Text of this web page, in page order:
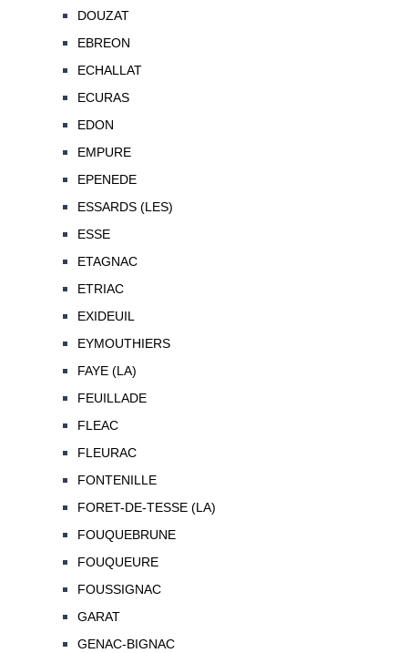
DOUZAT
EBREON
ECHALLAT
ECURAS
EDON
EMPURE
EPENEDE
ESSARDS (LES)
ESSE
ETAGNAC
ETRIAC
EXIDEUIL
EYMOUTHIERS
FAYE (LA)
FEUILLADE
FLEAC
FLEURAC
FONTENILLE
FORET-DE-TESSE (LA)
FOUQUEBRUNE
FOUQUEURE
FOUSSIGNAC
GARAT
GENAC-BIGNAC